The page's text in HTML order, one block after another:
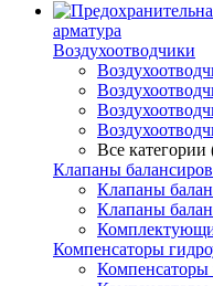
арматура
Воздухоотводчики
Все категории
Клапаны
Клапаны
Клапаны
Компенсаторы
Компенсаторы